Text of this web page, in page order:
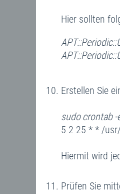
Hier sollten
Erstellen Sie
sudo crontab -
5 2 25 * * /
Hiermit wird
Prüfen Sie